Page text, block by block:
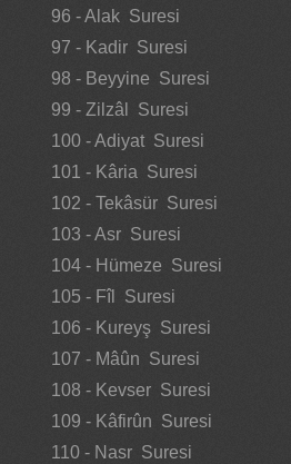
96 - Alak Suresi
97 - Kadir Suresi
98 - Beyyine Suresi
99 - Zilzâl Suresi
100 - Adiyat Suresi
101 - Kâria Suresi
102 - Tekâsür Suresi
103 - Asr Suresi
104 - Hümeze Suresi
105 - Fîl Suresi
106 - Kureyş Suresi
107 - Mâûn Suresi
108 - Kevser Suresi
109 - Kâfirûn Suresi
110 - Nasr Suresi